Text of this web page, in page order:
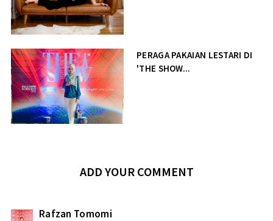
PERAGA PAKAIAN LESTARI DI
'THE SHOW...
ADD YOUR COMMENT
Rafzan Tomomi